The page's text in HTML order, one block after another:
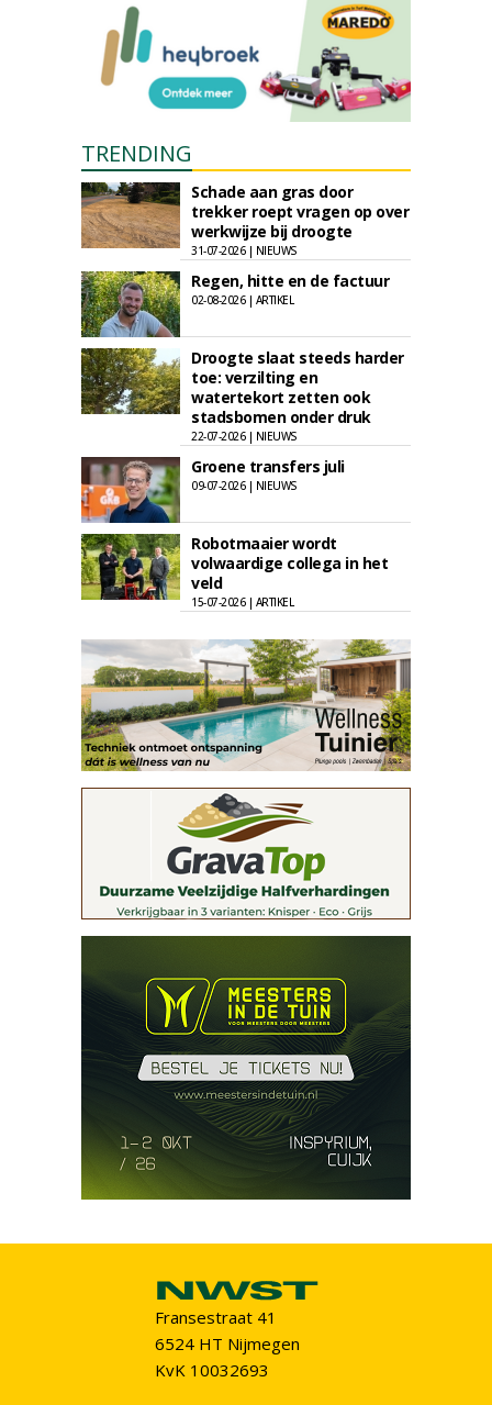
TRENDING
Schade aan gras door
trekker roept vragen op over
werkwijze bij droogte
31-07-2026 | NIEUWS
Regen, hitte en de factuur
02-08-2026 | ARTIKEL
Droogte slaat steeds harder
toe: verzilting en
watertekort zetten ook
stadsbomen onder druk
22-07-2026 | NIEUWS
Groene transfers juli
09-07-2026 | NIEUWS
Robotmaaier wordt
volwaardige collega in het
veld
15-07-2026 | ARTIKEL
Fransestraat 41
6524 HT Nijmegen
KvK 10032693